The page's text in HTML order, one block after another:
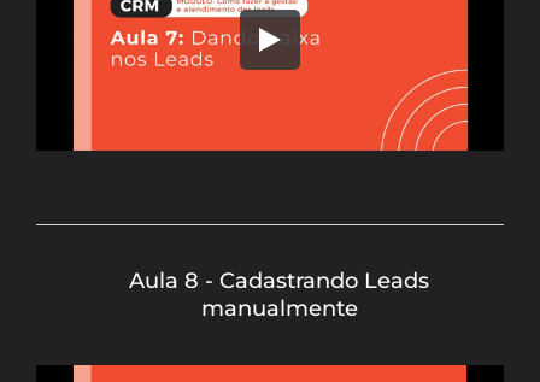
Aula 8 - Cadastrando Leads
manualmente